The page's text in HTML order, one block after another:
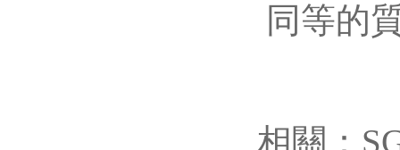
同等的質
相關：